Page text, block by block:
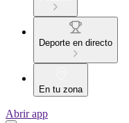
Deporte en directo
En tu zona
Abrir app